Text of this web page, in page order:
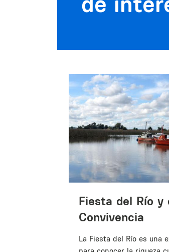
Fiesta del Río y
Convivencia
La Fiesta del Río es una